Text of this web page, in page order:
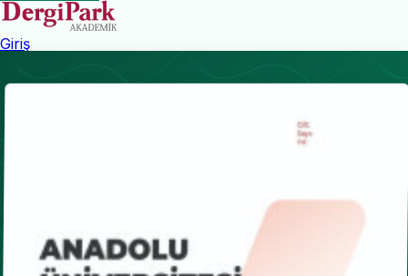
Giriş